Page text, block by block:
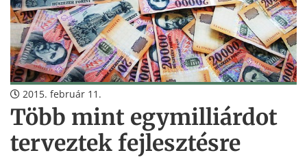
2015. február 11.
Több mint egymilliárdot
terveztek fejlesztésre